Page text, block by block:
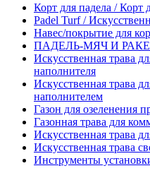
Корт для падела / Корт
Padel Turf /
Навес/покрытие для
ПАДЕЛЬ-МЯЧ И
Искусственная трава
наполнителя
Искусственная трава
наполнителем
Газон для озеленения
Газонная трава для
Искусственная трава
Искусственная трава
Инструменты